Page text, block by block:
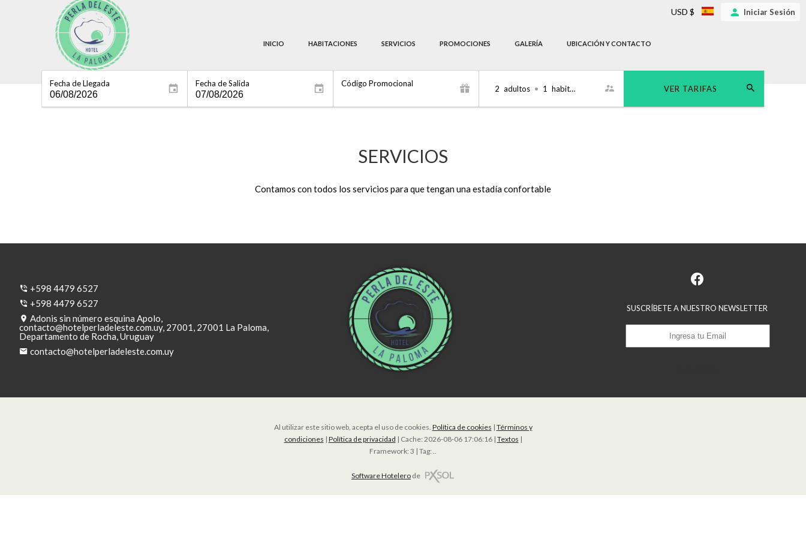
INICIO HABITACIONES SERVICIOS PROMOCIONES GALERÍA UBICACIÓN Y CONTACTO
USD $ Iniciar Sesión
Fecha de Llegada Fecha de Salida Código Promocional
2 adultos • 1 habitación VER TARIFAS
SERVICIOS
Contamos con todos los servicios para que tengan una estadía confortable
+598 4479 6527
+598 4479 6527
Adonis sin número esquina Apolo,
contacto@hotelperladeleste.com.uy, 27001, 27001 La Paloma,
Departamento de Rocha, Uruguay
contacto@hotelperladeleste.com.uy
SUSCRÍBETE A NUESTRO NEWSLETTER
Al utilizar este sitio web, acepta el uso de cookies. Política de cookies | Términos y
condiciones | Política de privacidad | Cache: 2026-08-06 17:06:16 | Textos |
Framework: 3 | Tag:
Software Hotelero de